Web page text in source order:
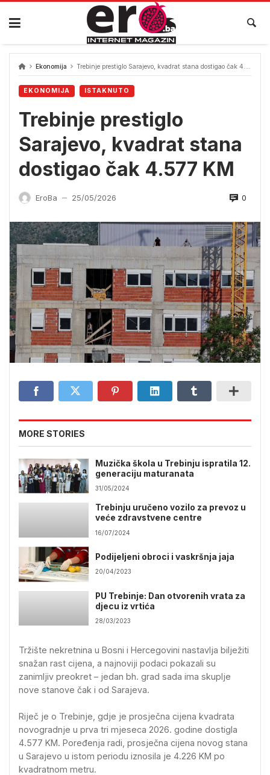
Skip
content
Ekonomija Trebinje prestiglo Sarajevo, kvadrat stana dostigao čak 4.577 KM
EKONOMIJA ISTAKNUTO
Trebinje prestiglo
Sarajevo, kvadrat stana
dostigao čak 4.577 KM
EroBa — 25/05/2026 0
MORE STORIES
Muzička škola u Trebinju ispratila 12.
generaciju maturanata
31/05/2024
Trebinju uručeno vozilo za prevoz u
veće zdravstvene centre
16/07/2024
Podijeljeni obroci i vaskršnja jaja
20/04/2023
PU Trebinje: Dan otvorenih vrata za
djecu iz vrtića
28/03/2023
Tržište nekretnina u Bosni i Hercegovini nastavlja bilježiti
snažan rast cijena, a najnoviji podaci pokazali su
zanimljiv preokret – jedan bh. grad sada ima skuplje
nove stanove čak i od Sarajeva.
Riječ je o Trebinje, gdje je prosječna cijena kvadrata
novogradnje u prva tri mjeseca 2026. godine dostigla
4.577 KM. Poređenja radi, prosječna cijena novog stana
u Sarajevo u istom periodu iznosila je 4.226 KM po
kvadratnom metru.